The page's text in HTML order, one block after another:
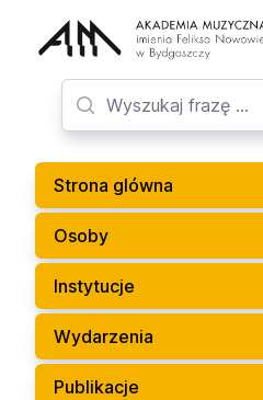
Strona glówna
Osoby
Instytucje
Wydarzenia
Publikacje